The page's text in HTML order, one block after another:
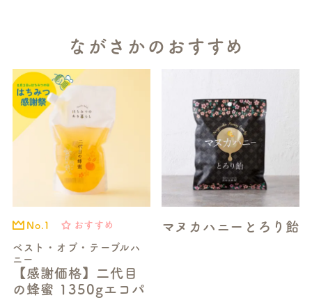
ながさかのおすすめ
ベスト・オブ・テーブルハ
ニー
【感謝価格】二代目
の蜂蜜 1350gエコパ
No.1 おすすめ マヌカハニーとろり飴